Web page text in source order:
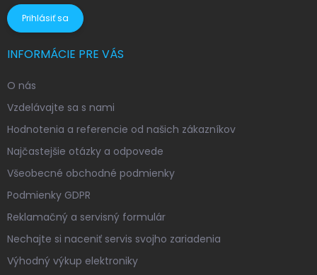
Prihlásiť sa
INFORMÁCIE PRE VÁS
O nás
Vzdelávajte sa s nami
Hodnotenia a referencie od našich zákazníkov
Najčastejšie otázky a odpovede
Všeobecné obchodné podmienky
Podmienky GDPR
Reklamačný a servisný formulár
Nechajte si naceniť servis svojho zariadenia
Výhodný výkup elektroniky